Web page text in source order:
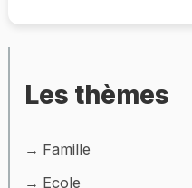
Les thèmes
Famille
Ecole